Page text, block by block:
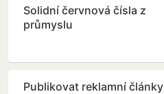
Solidní červnová čísla z
průmyslu
Publikovat reklamní články